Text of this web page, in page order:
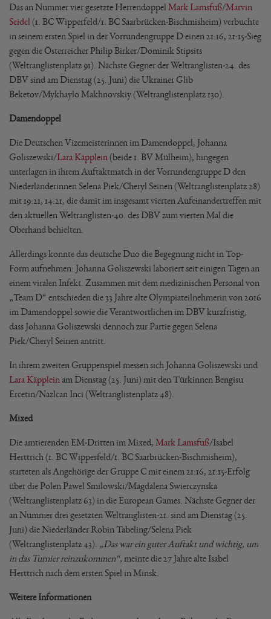
Das an Nummer vier gesetzte Herrendoppel Mark Lamsfuß/Marvin
Seidel (1. BC Wipperfeld/1. BC Saarbrücken-Bischmisheim) verbuchte
in seinem ersten Spiel in der Vorrundengruppe D einen 21:16, 21:15-Sieg
gegen die Österreicher Philip Birker/Dominik Stipsits
(Weltranglistenplatz 91). Nächste Gegner der Weltranglisten-24. des
DBV sind am Dienstag (25. Juni) die Ukrainer Glib
Beketov/Mykhaylo Makhnovskiy (Weltranglistenplatz 130).
Damendoppel
Die Deutschen Vizemeisterinnen im Damendoppel, Johanna
Goliszewski/Lara Käpplein (beide 1. BV Mülheim), hingegen
unterlagen in ihrem Auftaktmatch in der Vorrundengruppe D den
Niederländerinnen Selena Piek/Cheryl Seinen (Weltranglistenplatz 28)
mit 19:21, 14:21, die damit im insgesamt vierten Aufeinandertreffen mit
den aktuellen Weltranglisten-40. des DBV zum vierten Mal die
Oberhand behielten.
Allerdings konnte das deutsche Duo die Begegnung nicht in Top-
Form aufnehmen: Johanna Goliszewski laboriert seit einigen Tagen an
einem viralen Infekt. Zusammen mit dem medizinischen Personal von
„Team D“ entschieden die 33 Jahre alte Olympiateilnehmerin von 2016
im Damendoppel sowie die Verantwortlichen im DBV kurzfristig,
dass Johanna Goliszewski dennoch zur Partie gegen Selena
Piek/Cheryl Seinen antritt.
In ihrem zweiten Gruppenspiel messen sich Johanna Goliszewski und
Lara Käpplein am Dienstag (25. Juni) mit den Türkinnen Bengisu
Ercetin/Nazlcan Inci (Weltranglistenplatz 48).
Mixed
Die amtierenden EM-Dritten im Mixed, Mark Lamsfuß/Isabel
Herttrich (1. BC Wipperfeld/1. BC Saarbrücken-Bischmisheim),
starteten als Angehörige der Gruppe C mit einem 21:16, 21:15-Erfolg
über die Polen Pawel Smilowski/Magdalena Swierczynska
(Weltranglistenplatz 63) in die European Games. Nächste Gegner der
an Nummer drei gesetzten Weltranglisten-21. sind am Dienstag (25.
Juni) die Niederländer Robin Tabeling/Selena Piek
(Weltranglistenplatz 43). „Das war ein guter Auftakt und wichtig, um
in das Turnier reinzukommen“, meinte die 27 Jahre alte Isabel
Herttrich nach dem ersten Spiel in Minsk.
Weitere Informationen